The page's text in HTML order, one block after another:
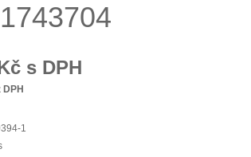
s DPH
DPH
1